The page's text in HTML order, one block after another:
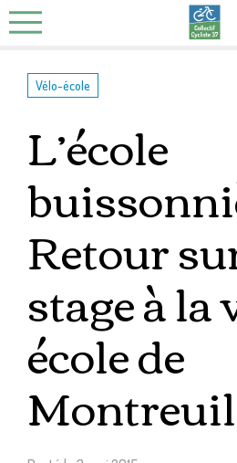
Skip
to
Vélo-école
L’école
Retour
stage à la
école de
Montreuil